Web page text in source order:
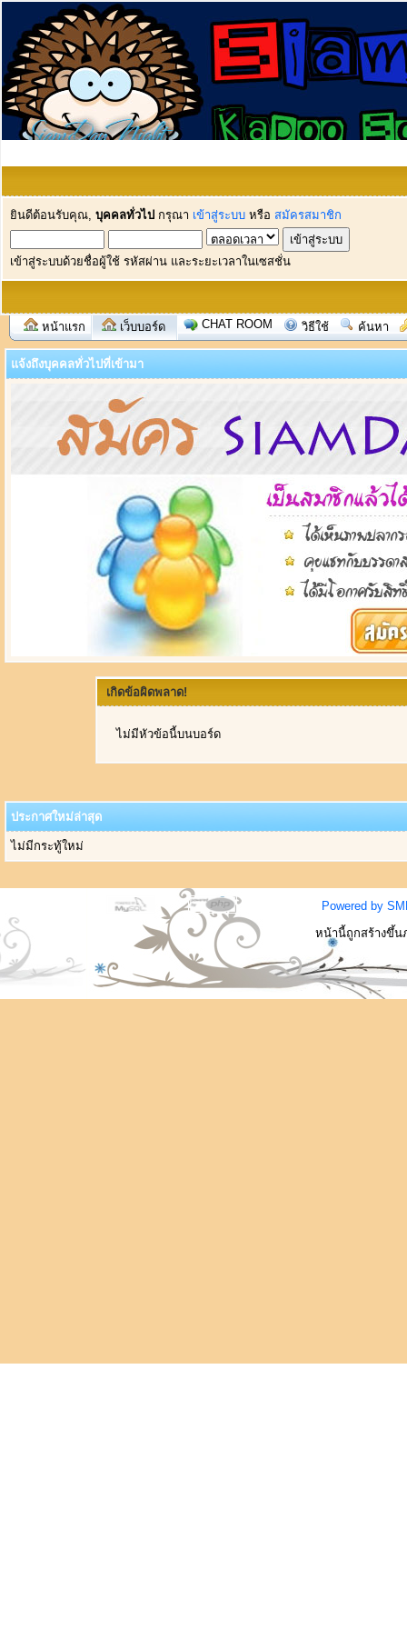
ยินดีต้อนรับคุณ, บุคคลทั่วไป กรุณา เข้าสู่ระบบ หรือ สมัครสมาชิก
เข้าสู่ระบบด้วยชื่อผู้ใช้ รหัสผ่าน และระยะเวลาในเซสชั่น
หน้าแรก เว็บบอร์ด CHAT ROOM วิธีใช้ ค้นหา
แจ้งถึงบุคคลทั่วไปที่เข้ามา
เกิดข้อผิดพลาด!
ไม่มีหัวข้อนี้บนบอร์ด
ประกาศใหม่ล่าสุด
ไม่มีกระทู้ใหม่
Powered by
หน้านี้ถูกสร้างขึ้น